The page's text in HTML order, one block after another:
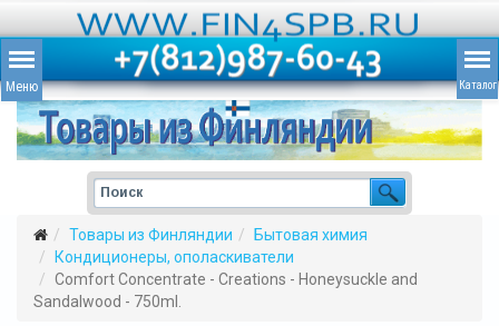
Товары из Финляндии
Бытовая химия
Кондиционеры, ополаскиватели
Comfort Concentrate - Creations - Honeysuckle and
Sandalwood - 750ml.